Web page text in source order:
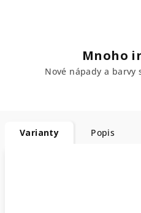
Mnoho
Nové nápady a barvy
Varianty Popis